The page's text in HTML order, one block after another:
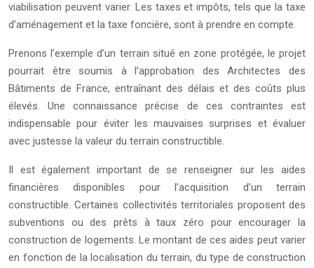
viabilisation peuvent varier. Les taxes et impôts, tels que la taxe
d’aménagement et la taxe foncière, sont à prendre en compte.
Prenons l’exemple d’un terrain situé en zone protégée, le projet
pourrait être soumis à l’approbation des Architectes des
Bâtiments de France, entraînant des délais et des coûts plus
élevés. Une connaissance précise de ces contraintes est
indispensable pour éviter les mauvaises surprises et évaluer
avec justesse la valeur du terrain constructible.
Il est également important de se renseigner sur les aides
financières disponibles pour l’acquisition d’un terrain
constructible. Certaines collectivités territoriales proposent des
subventions ou des prêts à taux zéro pour encourager la
construction de logements. Le montant de ces aides peut varier
en fonction de la localisation du terrain, du type de construction